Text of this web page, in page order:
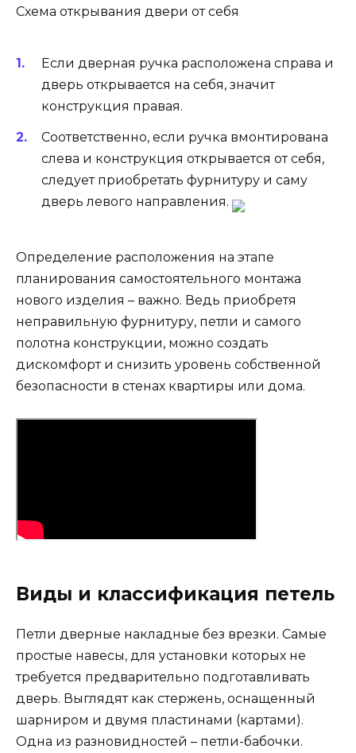
Схема открывания двери от себя
Если дверная ручка расположена справа и
дверь открывается на себя, значит
конструкция правая.
Соответственно, если ручка вмонтирована
слева и конструкция открывается от себя,
следует приобретать фурнитуру и саму
дверь левого направления.
Определение расположения на этапе
планирования самостоятельного монтажа
нового изделия – важно. Ведь приобретя
неправильную фурнитуру, петли и самого
полотна конструкции, можно создать
дискомфорт и снизить уровень собственной
безопасности в стенах квартиры или дома.
Виды и классификация петель
Петли дверные накладные без врезки. Самые
простые навесы, для установки которых не
требуется предварительно подготавливать
дверь. Выглядят как стержень, оснащенный
шарниром и двумя пластинами (картами).
Одна из разновидностей – петли-бабочки.